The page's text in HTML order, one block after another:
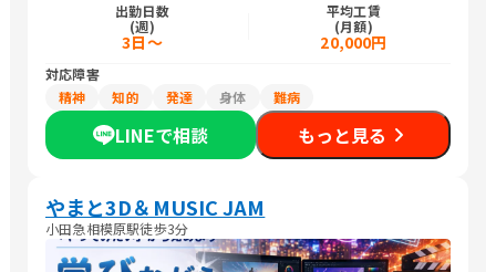
出勤日数
(週)
3日～
平均工賃
(月額)
20,000円
対応障害
精神
知的 発達 身体 難病
LINEで相談 もっと見る
やまと3D＆MUSIC JAM
小田急相模原駅徒歩3分